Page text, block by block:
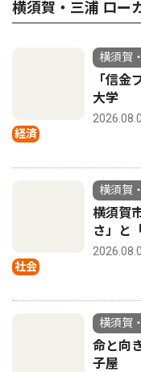
横須賀・三浦 ロー
経済
横須賀
「信
大学
社会
横須賀
横須賀
さ」と
横須賀
命と向
子屋